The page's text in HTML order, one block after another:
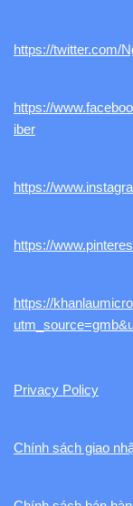
https://twitter.com/
https://
iber
https://
https://
https://
Privacy Policy
Chính sách giao